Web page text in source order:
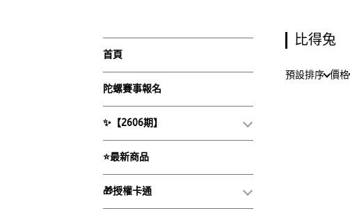
首頁
陀螺賽事報名
✨【2606期】
⭐最新商品
🎁授權卡通
比得兔
預設排序 價格